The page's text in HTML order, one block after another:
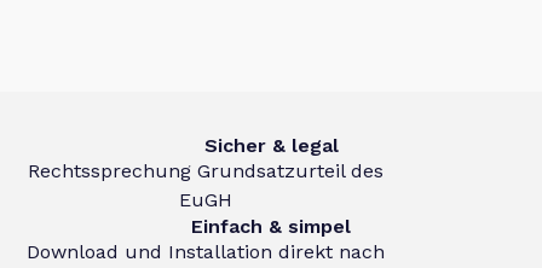
Sicher & legal
Rechtssprechung Grundsatzurteil des
EuGH
Einfach & simpel
Download und Installation direkt nach